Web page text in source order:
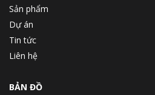
Sản phẩm
Dự án
Tin tức
Liên hệ
BẢN ĐỒ